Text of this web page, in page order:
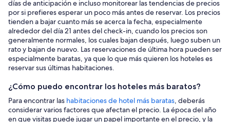
días de anticipación e incluso monitorear las tendencias de precios
por si prefieres esperar un poco más antes de reservar. Los precios
tienden a bajar cuanto más se acerca la fecha, especialmente
alrededor del día 21 antes del check-in, cuando los precios son
generalmente normales, los cuales bajan después, luego suben un
rato y bajan de nuevo. Las reservaciones de última hora pueden ser
especialmente baratas, ya que lo que más quieren los hoteles es
reservar sus últimas habitaciones.
¿Cómo puedo encontrar los hoteles más baratos?
Para encontrar las habitaciones de hotel más baratas, deberás
considerar varios factores que afectan el precio. La época del año
en que visitas puede jugar un papel importante en el precio, y la